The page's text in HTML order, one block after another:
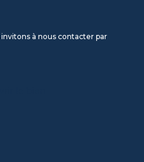
à nous contacter par